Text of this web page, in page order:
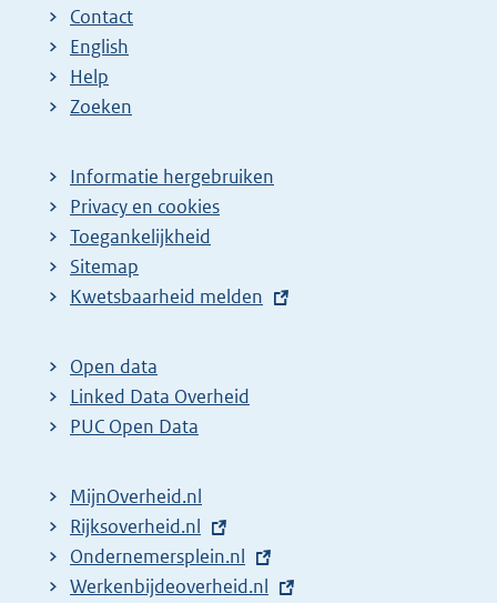
Contact
English
Help
Zoeken
Informatie hergebruiken
Privacy en cookies
Toegankelijkheid
Sitemap
E
t
e
r
l
i
n
k
Kwetsbaarheid melden
Open data
Linked Data Overheid
PUC Open Data
MijnOverheid.nl
E
x
t
Rijksoverheid.nl
E
x
Ondernemersplein.nl
E
Werkenbijdeoverheid.nl